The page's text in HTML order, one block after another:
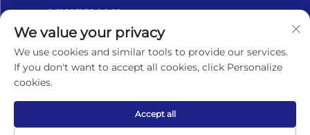
Τηλ.:+8618151580069
Ηλ. Διεύθυνση:[email protected]
Πνευματικά δικαιώματα © Zhangjiagang Hengyu Beverage
Machinery Co., Ltd. Με επιφύλαξη παντός δικαιώματος. -
Πολιτική Απορρήτου
We value your privacy
We use cookies and similar tools to provide our services.
If you don't want to accept all cookies, click Personalize
cookies.
Accept all